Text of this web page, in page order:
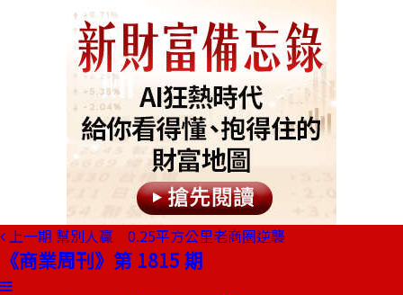
上一期 幫別人贏 0.25平方公里老商圈逆襲
《商業周刊》第 1815 期